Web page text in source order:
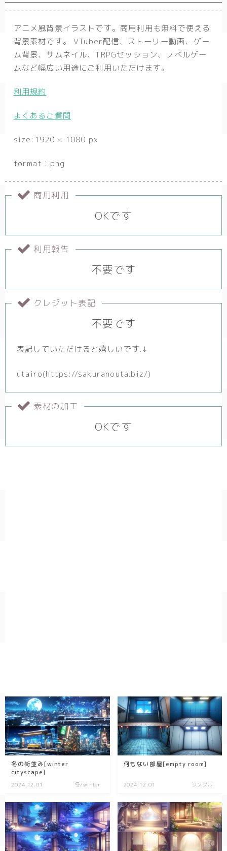
アニメ風背景イラストです。商用利用も無料で使える
背景素材です。 VTuber配信、ストーリー動画、ゲー
ム背景、サムネイル、TRPGセッション、ノベルゲー
ムなど幅広い用途にご利用いただけます。
利用規約
よくあるご質問
size:1920 × 1080 px
format：png
商用利用
OKです
利用報告
不要です
クレジット表記
不要です
表記していただけると嬉しいです.↓
utairo(https://sakuranouta.biz/)
素材の加工
OKです
冬の街並み[winter
cityscape]
2024.12.01 冬/winter
何もない部屋[empty room]
2024.12.01 シンプル